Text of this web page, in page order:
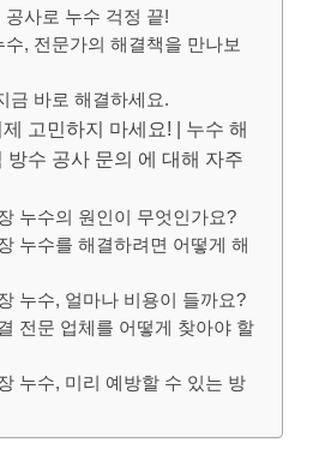
공사로 누수 걱정 끝!
수, 전문가의 해결책을 만나보
금 바로 해결하세요.
고민하지 마세요! | 누수 해
방수 공사 문의 에 대해 자주
누수의 원인이 무엇인가요?
누수를 해결하려면 어떻게 해
누수, 얼마나 비용이 들까요?
전문 업체를 어떻게 찾아야 할
누수, 미리 예방할 수 있는 방